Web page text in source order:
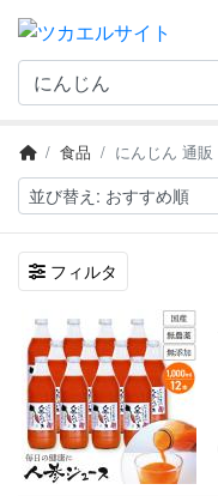
食品 にんじん 通販
フィルタ